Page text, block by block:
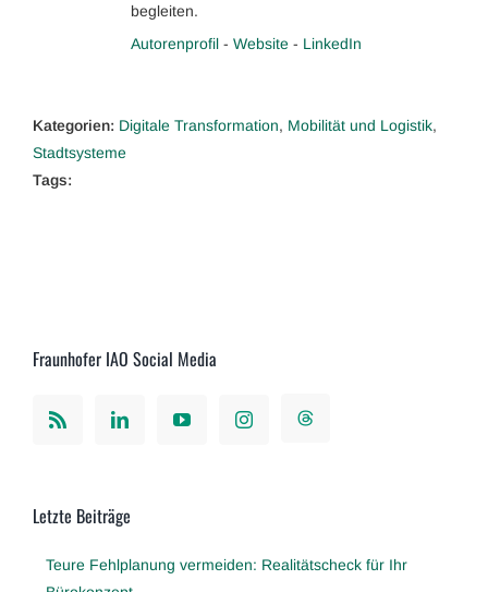
begleiten.
Autorenprofil - Website - LinkedIn
Kategorien: Digitale Transformation, Mobilität und Logistik,
Stadtsysteme
Tags:
Fraunhofer IAO Social Media
Letzte Beiträge
Teure Fehlplanung vermeiden: Realitätscheck für Ihr